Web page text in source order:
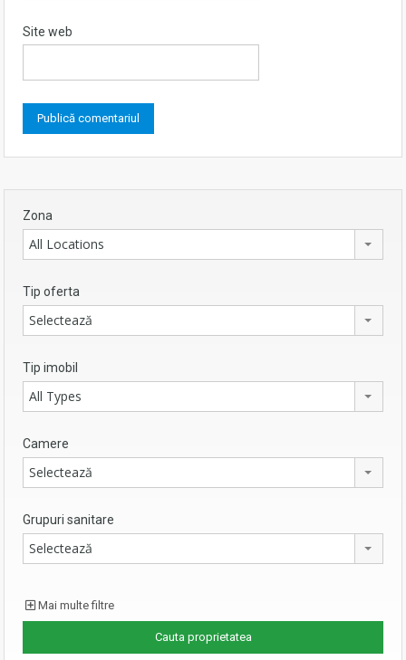
Site web
Zona
All Locations
Tip oferta
Selectează
Tip imobil
All Types
Camere
Selectează
Grupuri sanitare
Selectează
Mai multe filtre